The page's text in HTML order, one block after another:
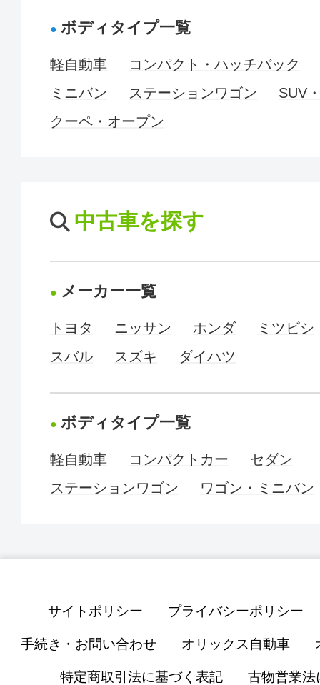
ボディタイプ一覧
軽自動車
コンパクト・ハッチバック
ミニバン
ステーションワゴン
SUV
クーペ・オープン
中古車を探す
メーカー一覧
トヨタ ニッサン ホンダ
ミツビシ
スバル
スズキ ダイハツ
ボディタイプ一覧
軽自動車 コンパクトカー
セダン
ステーションワゴン
ワゴン・ミニバン
サイトポリシー プライバシーポリシー
手続き・お問い合わせ オリックス自動車
特定商取引法に基づく表記 古物営業法